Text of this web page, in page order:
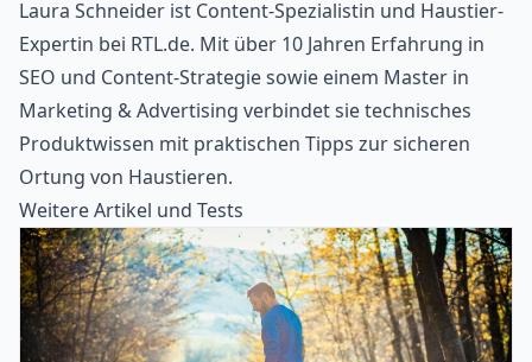
Laura Schneider ist Content-Spezialistin und Haustier-
Expertin bei RTL.de. Mit über 10 Jahren Erfahrung in
SEO und Content-Strategie sowie einem Master in
Marketing & Advertising verbindet sie technisches
Produktwissen mit praktischen Tipps zur sicheren
Ortung von Haustieren.
Weitere Artikel und Tests